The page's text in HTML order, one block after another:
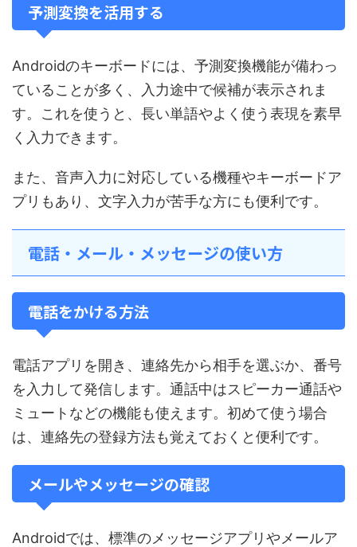
予測変換を活用する
Androidのキーボードには、予測変換機能が備わっ
ていることが多く、入力途中で候補が表示されま
す。これを使うと、長い単語やよく使う表現を素早
く入力できます。
また、音声入力に対応している機種やキーボードア
プリもあり、文字入力が苦手な方にも便利です。
電話・メール・メッセージの使い方
電話をかける方法
電話アプリを開き、連絡先から相手を選ぶか、番号
を入力して発信します。通話中はスピーカー通話や
ミュートなどの機能も使えます。初めて使う場合
は、連絡先の登録方法も覚えておくと便利です。
メールやメッセージの確認
Androidでは、標準のメッセージアプリやメールア